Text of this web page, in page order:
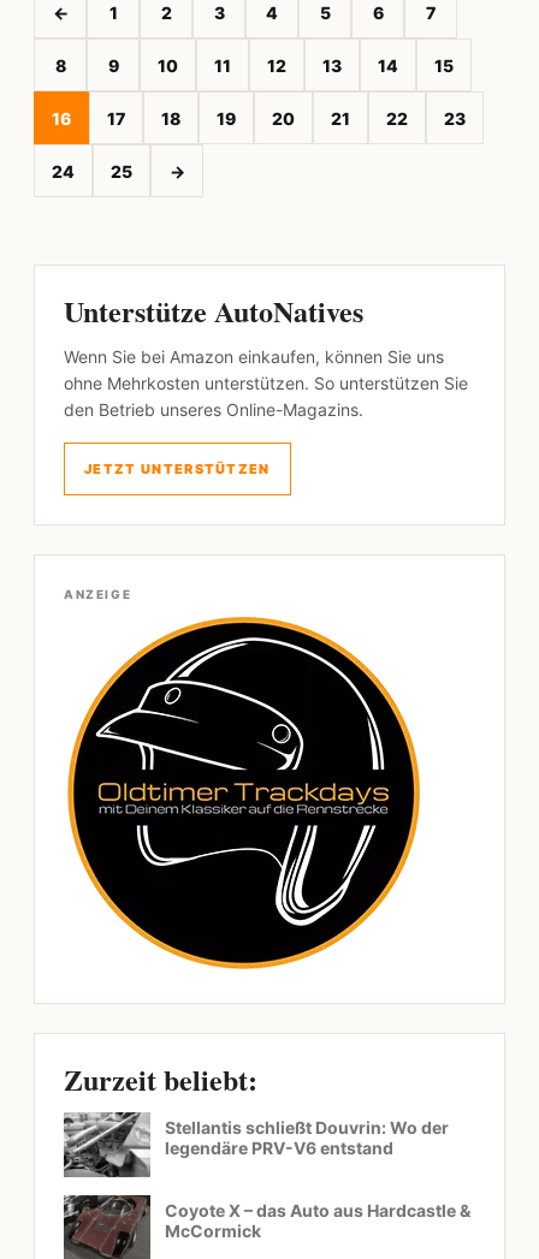
← 1 2 3 4 5 6 7
8 9 10 11 12 13 14 15
16 17 18 19 20 21 22 23
24 25 →
Unterstütze AutoNatives
Wenn Sie bei Amazon einkaufen, können Sie uns
ohne Mehrkosten unterstützen. So unterstützen Sie
den Betrieb unseres Online-Magazins.
JETZT UNTERSTÜTZEN
ANZEIGE
Zurzeit beliebt:
Stellantis schließt Douvrin: Wo der
legendäre PRV-V6 entstand
Coyote X – das Auto aus Hardcastle &
McCormick